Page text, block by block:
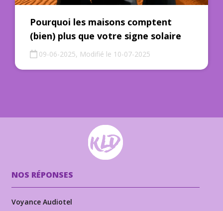
Pourquoi les maisons comptent
(bien) plus que votre signe solaire
09-06-2025, Modifié le 10-07-2025
NOS RÉPONSES
Voyance Audiotel